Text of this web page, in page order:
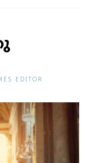
EDITOR